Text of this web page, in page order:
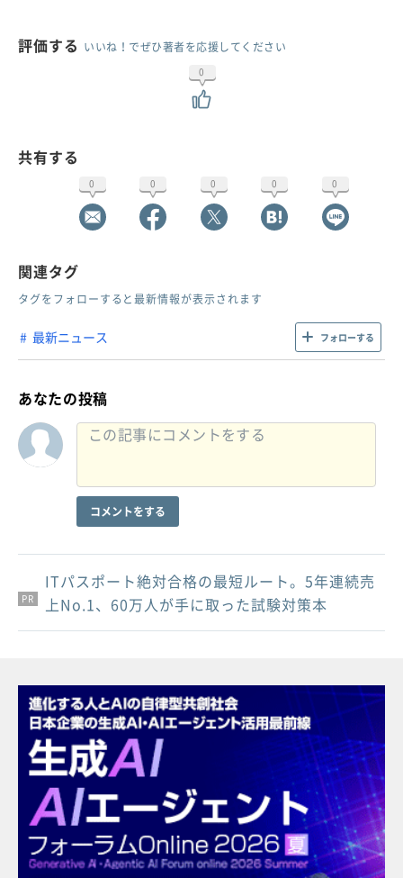
評価する いいね！でぜひ著者を応援してください
0
共有する
0 0 0 0 0
関連タグ
タグをフォローすると最新情報が表示されます
最新ニュース フォローする
あなたの投稿
コメントをする
PR
PR
PR
ITパスポート絶対合格の最短ルート。5年連続売
上No.1、60万人が手に取った試験対策本